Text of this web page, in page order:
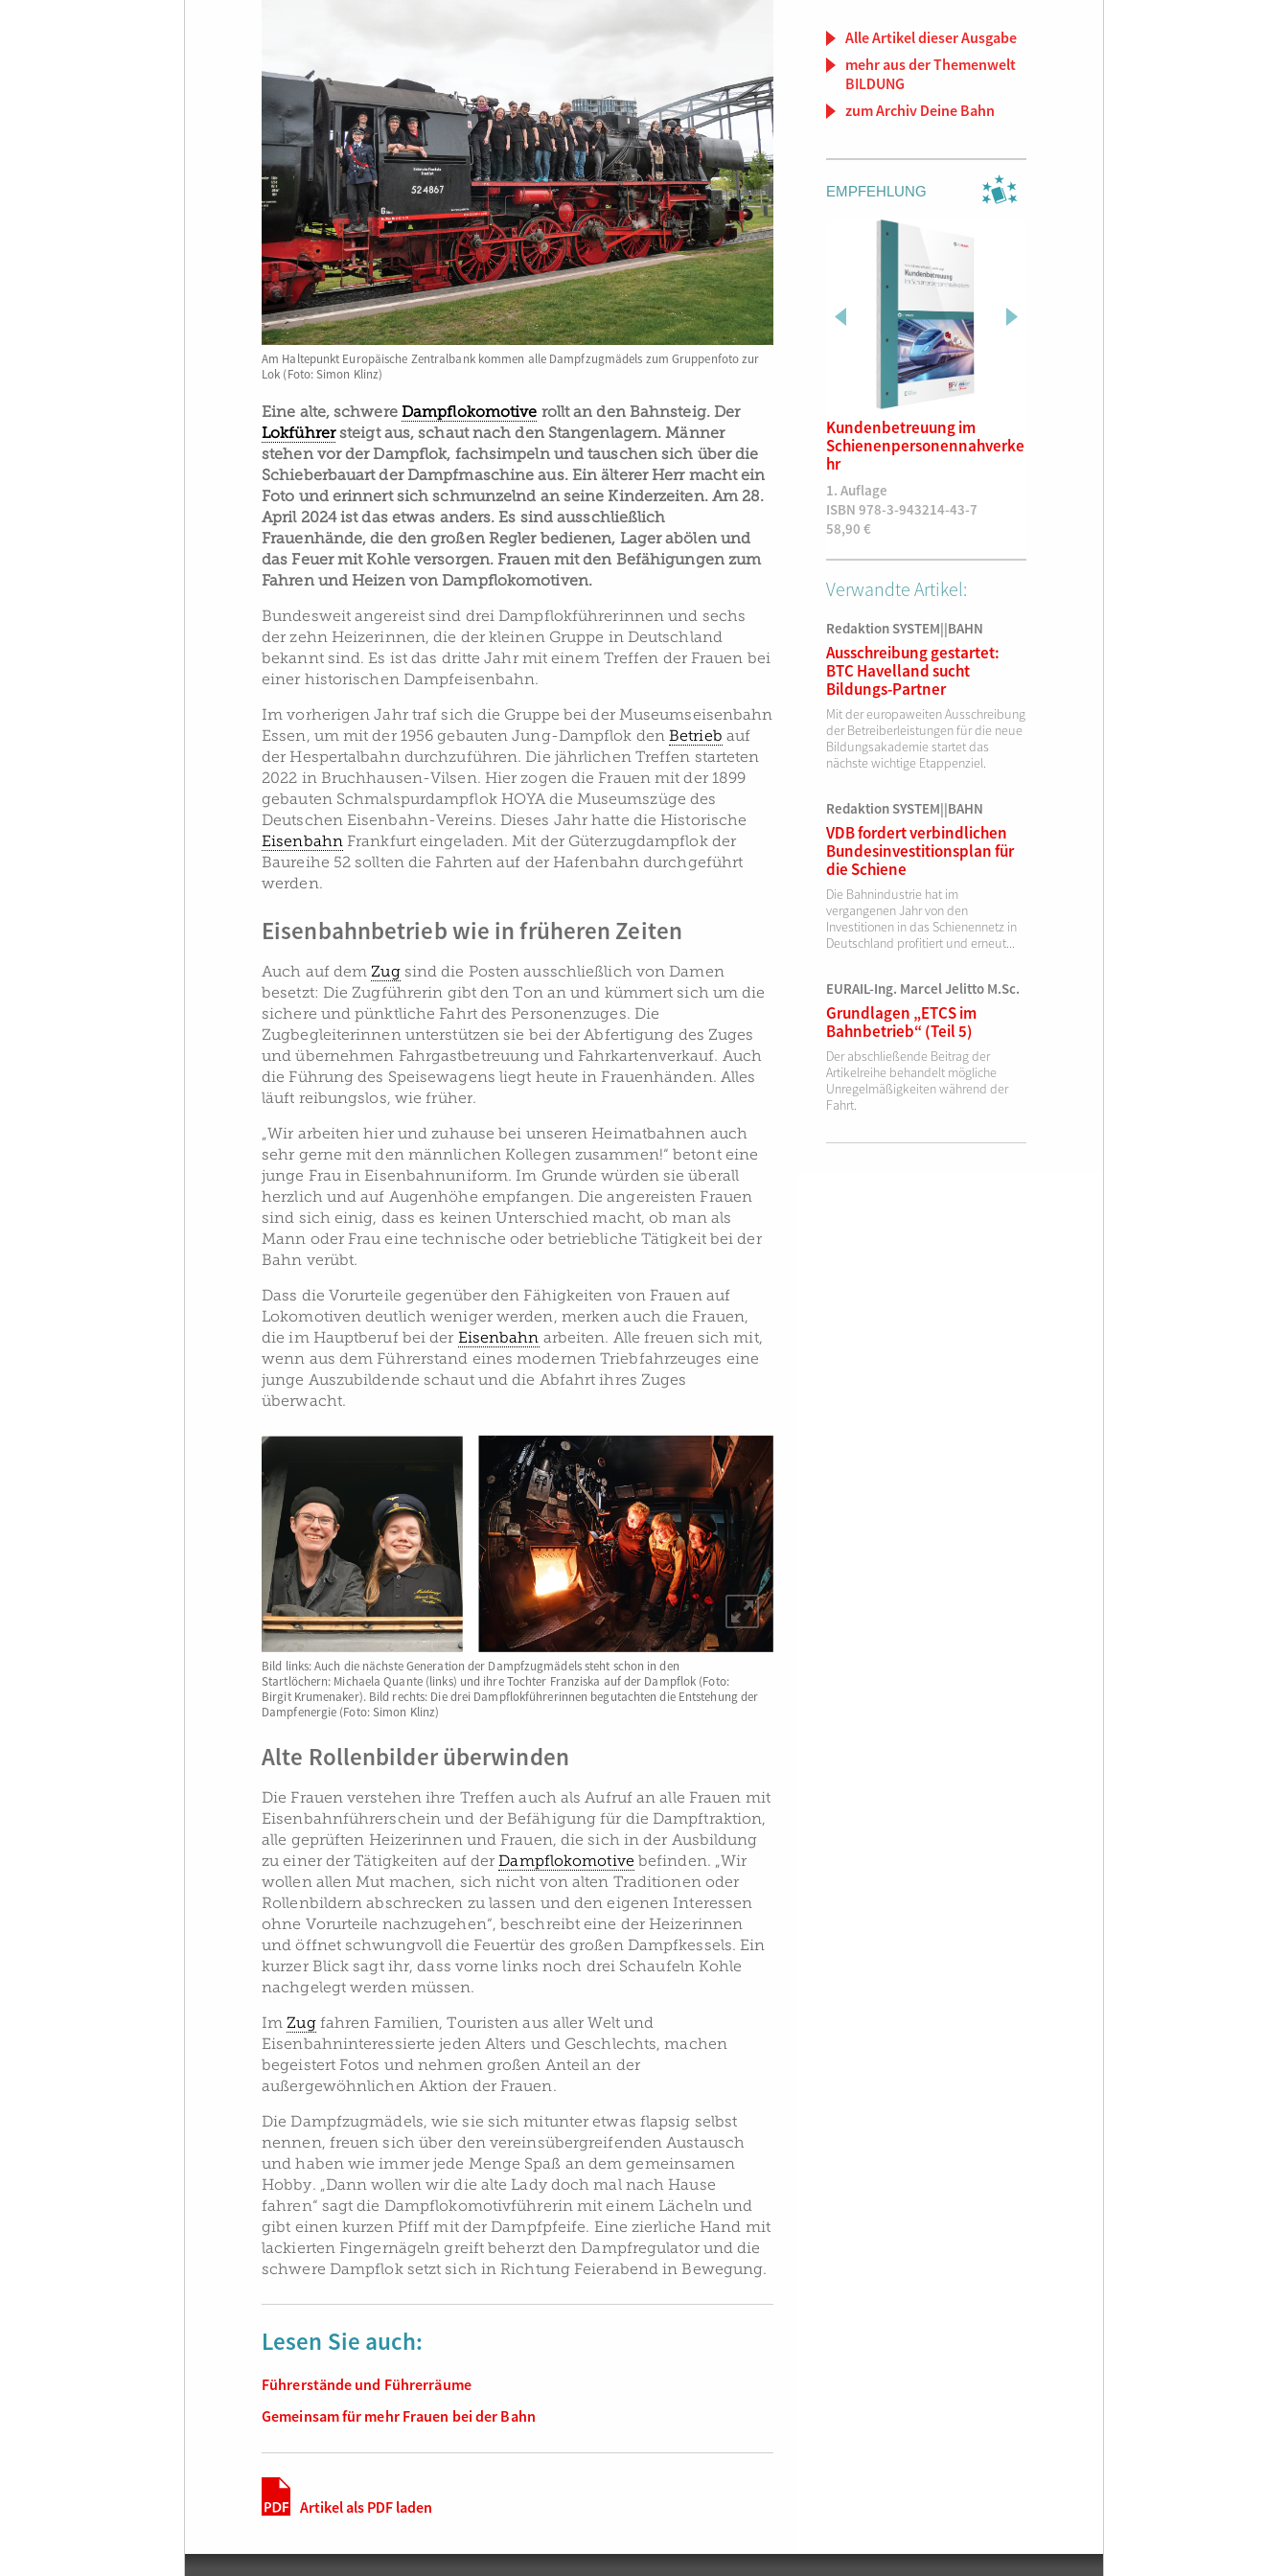
Am Haltepunkt Europäische Zentralbank kommen alle Dampfzugmädels zum Gruppenfoto zur
Lok (Foto: Simon Klinz)
Eine alte, schwere Dampflokomotive rollt an den Bahnsteig. Der
Lokführersteigt aus, schaut nach den Stangenlagern. Männer
stehen vor der Dampflok, fachsimpeln und tauschen sich über die
Schieberbauart der Dampfmaschine aus. Ein älterer Herr macht ein
Foto und erinnert sich schmunzelnd an seine Kinderzeiten. Am 28.
April 2024 ist das etwas anders. Es sind ausschließlich
Frauenhände, die den großen Regler bedienen, Lager abölen und
das Feuer mit Kohle versorgen. Frauen mit den Befähigungen zum
Fahren und Heizen von Dampflokomotiven.
Bundesweit angereist sind drei Dampflokführerinnen und sechs
der zehn Heizerinnen, die der kleinen Gruppe in Deutschland
bekannt sind. Es ist das dritte Jahr mit einem Treffen der Frauen bei
einer historischen Dampfeisenbahn.
Im vorherigen Jahr traf sich die Gruppe bei der Museumseisenbahn
Essen, um mit der 1956 gebauten Jung-Dampflok denBetrieb auf
der Hespertalbahn durchzuführen. Die jährlichen Treffen starteten
2022 in Bruchhausen-Vilsen. Hier zogen die Frauen mit der 1899
gebauten Schmalspurdampflok HOYA die Museumszüge des
Deutschen Eisenbahn-Vereins. Dieses Jahr hatte die Historische
EisenbahnFrankfurt eingeladen. Mit der Güterzugdampflok der
Baureihe 52 sollten die Fahrten auf der Hafenbahn durchgeführt
werden.
Eisenbahnbetrieb wie in früheren Zeiten
Auch auf dem Zugsind die Posten ausschließlich von Damen
besetzt: Die Zugführerin gibt den Ton an und kümmert sich um die
sichere und pünktliche Fahrt des Personenzuges. Die
Zugbegleiterinnen unterstützen sie bei der Abfertigung des Zuges
und übernehmen Fahrgastbetreuung und Fahrkartenverkauf. Auch
die Führung des Speisewagens liegt heute in Frauenhänden. Alles
läuft reibungslos, wie früher.
„Wir arbeiten hier und zuhause bei unseren Heimatbahnen auch
sehr gerne mit den männlichen Kollegen zusammen!“ betont eine
junge Frau in Eisenbahnuniform. Im Grunde würden sie überall
herzlich und auf Augenhöhe empfangen. Die angereisten Frauen
sind sich einig, dass es keinen Unterschied macht, ob man als
Mann oder Frau eine technische oder betriebliche Tätigkeit bei der
Bahn verübt.
Dass die Vorurteile gegenüber den Fähigkeiten von Frauen auf
Lokomotiven deutlich weniger werden, merken auch die Frauen,
die im Hauptberuf bei der Eisenbahn arbeiten. Alle freuen sich mit,
wenn aus dem Führerstand eines modernen Triebfahrzeuges eine
junge Auszubildende schaut und die Abfahrt ihres Zuges
überwacht.
Bild links: Auch die nächste Generation der Dampfzugmädels steht schon in den
Startlöchern: Michaela Quante (links) und ihre Tochter Franziska auf der Dampflok (Foto:
Birgit Krumenaker). Bild rechts: Die drei Dampflokführerinnen begutachten die Entstehung der
Dampfenergie (Foto: Simon Klinz)
Alte Rollenbilder überwinden
Die Frauen verstehen ihre Treffen auch als Aufruf an alle Frauen mit
Eisenbahnführerschein und der Befähigung für die Dampftraktion,
alle geprüften Heizerinnen und Frauen, die sich in der Ausbildung
zu einer der Tätigkeiten auf derDampflokomotive befinden. „Wir
wollen allen Mut machen, sich nicht von alten Traditionen oder
Rollenbildern abschrecken zu lassen und den eigenen Interessen
ohne Vorurteile nachzugehen“, beschreibt eine der Heizerinnen
und öffnet schwungvoll die Feuertür des großen Dampfkessels. Ein
kurzer Blick sagt ihr, dass vorne links noch drei Schaufeln Kohle
nachgelegt werden müssen.
Im Zugfahren Familien, Touristen aus aller Welt und
Eisenbahninteressierte jeden Alters und Geschlechts, machen
begeistert Fotos und nehmen großen Anteil an der
außergewöhnlichen Aktion der Frauen.
Die Dampfzugmädels, wie sie sich mitunter etwas flapsig selbst
nennen, freuen sich über den vereinsübergreifenden Austausch
und haben wie immer jede Menge Spaß an dem gemeinsamen
Hobby. „Dann wollen wir die alte Lady doch mal nach Hause
fahren“ sagt die Dampflokomotivführerin mit einem Lächeln und
gibt einen kurzen Pfiff mit der Dampfpfeife. Eine zierliche Hand mit
lackierten Fingernägeln greift beherzt den Dampfregulator und die
schwere Dampflok setzt sich in Richtung Feierabend in Bewegung.
Lesen Sie auch:
Führerstände und Führerräume
Gemeinsam für mehr Frauen bei der Bahn
Artikel als PDF laden
Alle Artikel dieser Ausgabe
mehr aus der Themenwelt
BILDUNG
zum Archiv Deine Bahn
EMPFEHLUNG
Systemwissen Städtischer
und Regionaler Busverkehr
(WBT)
ISBN OK-46-8
35,00€
Kundenbetreuung im
Schienenpersonennahverke
hr
1. Auflage
ISBN 978-3-943214-43-7
58,90 €
1. Auflage
Verwandte Artikel:
Redaktion SYSTEM||BAHN
Ausschreibung gestartet:
BTC Havelland sucht
Bildungs-Partner
Mit der europaweiten Ausschreibung
der Betreiberleistungen für die neue
Bildungsakademie startet das
nächste wichtige Etappenziel.
Redaktion SYSTEM||BAHN
VDB fordert verbindlichen
Bundesinvestitionsplan für
die Schiene
Die Bahnindustrie hat im
vergangenen Jahr von den
Investitionen in das Schienennetz in
Deutschland profitiert und erneut...
EURAIL-Ing. Marcel Jelitto M.Sc.
Grundlagen „ETCS im
Bahnbetrieb“ (Teil 5)
Der abschließende Beitrag der
Artikelreihe behandelt mögliche
Unregelmäßigkeiten während der
Fahrt.